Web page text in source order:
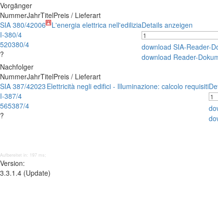
Vorgänger
NummerJahrTitelPreis / Lieferart
SIA 380/4
I-380/4
520380/4
?
2006 L'energia elettrica nell'ediliziaDetails anzeigen
download SIA-Reader-
download Reader-
Nachfolger
NummerJahrTitelPreis / Lieferart
SIA 387/4
I-387/4
565387/4
?
2023 Elettricità negli edifici - Illuminazione: calcolo requisiti
Aufbereitet in: 197 ms;
Version:
3.3.1.4 (Update)